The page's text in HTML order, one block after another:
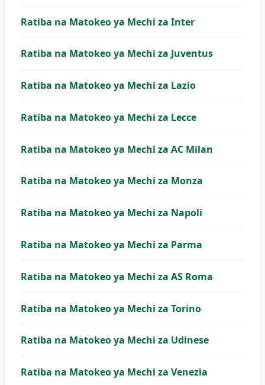
Ratiba na Matokeo ya Mechi za Inter
Ratiba na Matokeo ya Mechi za Juventus
Ratiba na Matokeo ya Mechi za Lazio
Ratiba na Matokeo ya Mechi za Lecce
Ratiba na Matokeo ya Mechi za AC Milan
Ratiba na Matokeo ya Mechi za Monza
Ratiba na Matokeo ya Mechi za Napoli
Ratiba na Matokeo ya Mechi za Parma
Ratiba na Matokeo ya Mechi za AS Roma
Ratiba na Matokeo ya Mechi za Torino
Ratiba na Matokeo ya Mechi za Udinese
Ratiba na Matokeo ya Mechi za Venezia